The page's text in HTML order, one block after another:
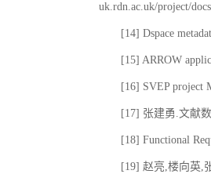
uk.rdn.ac.uk/project/
[14] Dspace
[15] ARROW
[16] SVEP project
[17] 张建勇.文献
[18] Functional
[19] 赵亮,楼向英,